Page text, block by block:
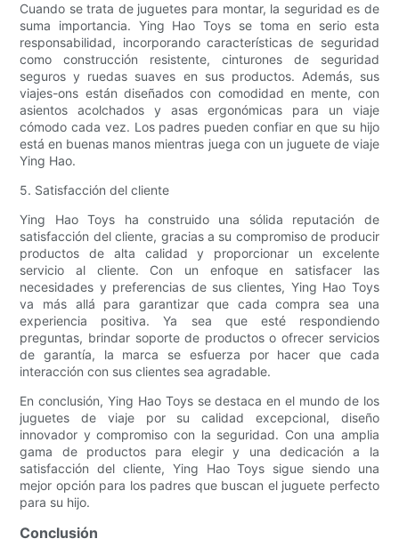
Cuando se trata de juguetes para montar, la seguridad es de
suma importancia. Ying Hao Toys se toma en serio esta
responsabilidad, incorporando características de seguridad
como construcción resistente, cinturones de seguridad
seguros y ruedas suaves en sus productos. Además, sus
viajes-ons están diseñados con comodidad en mente, con
asientos acolchados y asas ergonómicas para un viaje
cómodo cada vez. Los padres pueden confiar en que su hijo
está en buenas manos mientras juega con un juguete de viaje
Ying Hao.
5. Satisfacción del cliente
Ying Hao Toys ha construido una sólida reputación de
satisfacción del cliente, gracias a su compromiso de producir
productos de alta calidad y proporcionar un excelente
servicio al cliente. Con un enfoque en satisfacer las
necesidades y preferencias de sus clientes, Ying Hao Toys
va más allá para garantizar que cada compra sea una
experiencia positiva. Ya sea que esté respondiendo
preguntas, brindar soporte de productos o ofrecer servicios
de garantía, la marca se esfuerza por hacer que cada
interacción con sus clientes sea agradable.
En conclusión, Ying Hao Toys se destaca en el mundo de los
juguetes de viaje por su calidad excepcional, diseño
innovador y compromiso con la seguridad. Con una amplia
gama de productos para elegir y una dedicación a la
satisfacción del cliente, Ying Hao Toys sigue siendo una
mejor opción para los padres que buscan el juguete perfecto
para su hijo.
Conclusión